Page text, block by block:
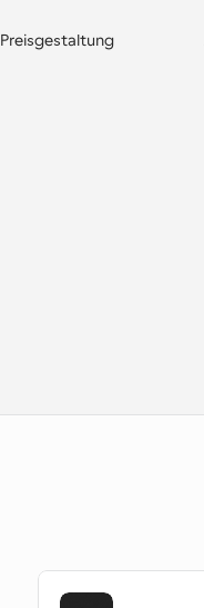
Preisgestaltung